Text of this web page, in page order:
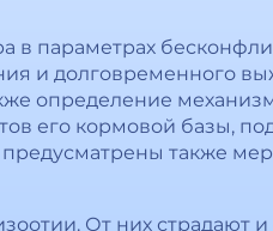
в параметрах
и долговременного
определение
его кормовой базы,
также
От них страдают